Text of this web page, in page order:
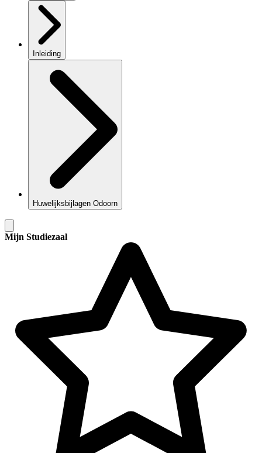
Inleiding
Huwelijksbijlagen Odoorn
Mijn Studiezaal